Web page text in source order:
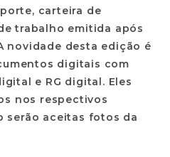
carteira de
trabalho emitida após
novidade desta edição é
digitais com
e RG digital. Eles
nos respectivos
serão aceitas fotos da